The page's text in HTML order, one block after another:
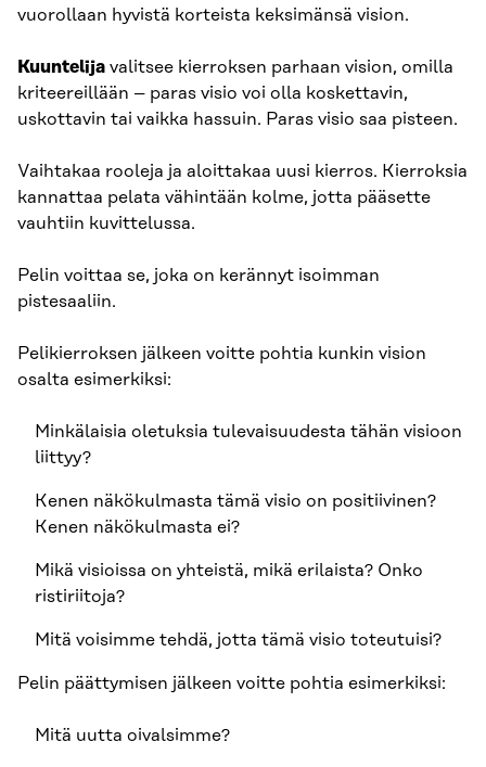
vuorollaan hyvistä korteista keksimänsä vision.
Kuuntelija valitsee kierroksen parhaan vision, omilla
kriteereillään – paras visio voi olla koskettavin,
uskottavin tai vaikka hassuin. Paras visio saa pisteen.
Vaihtakaa rooleja ja aloittakaa uusi kierros. Kierroksia
kannattaa pelata vähintään kolme, jotta pääsette
vauhtiin kuvittelussa.
Pelin voittaa se, joka on kerännyt isoimman
pistesaaliin.
Pelikierroksen jälkeen voitte pohtia kunkin vision
osalta esimerkiksi:
Minkälaisia oletuksia tulevaisuudesta tähän visioon
liittyy?
Kenen näkökulmasta tämä visio on positiivinen?
Kenen näkökulmasta ei?
Mikä visioissa on yhteistä, mikä erilaista? Onko
ristiriitoja?
Mitä voisimme tehdä, jotta tämä visio toteutuisi?
Pelin päättymisen jälkeen voitte pohtia esimerkiksi:
Mitä uutta oivalsimme?